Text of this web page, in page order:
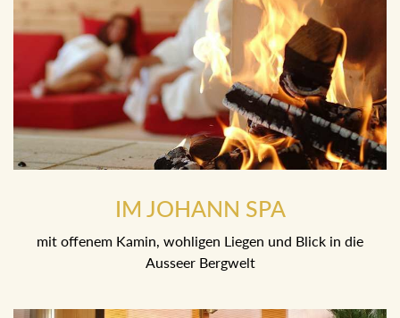
IM JOHANN SPA
Ausseer Bergwelt